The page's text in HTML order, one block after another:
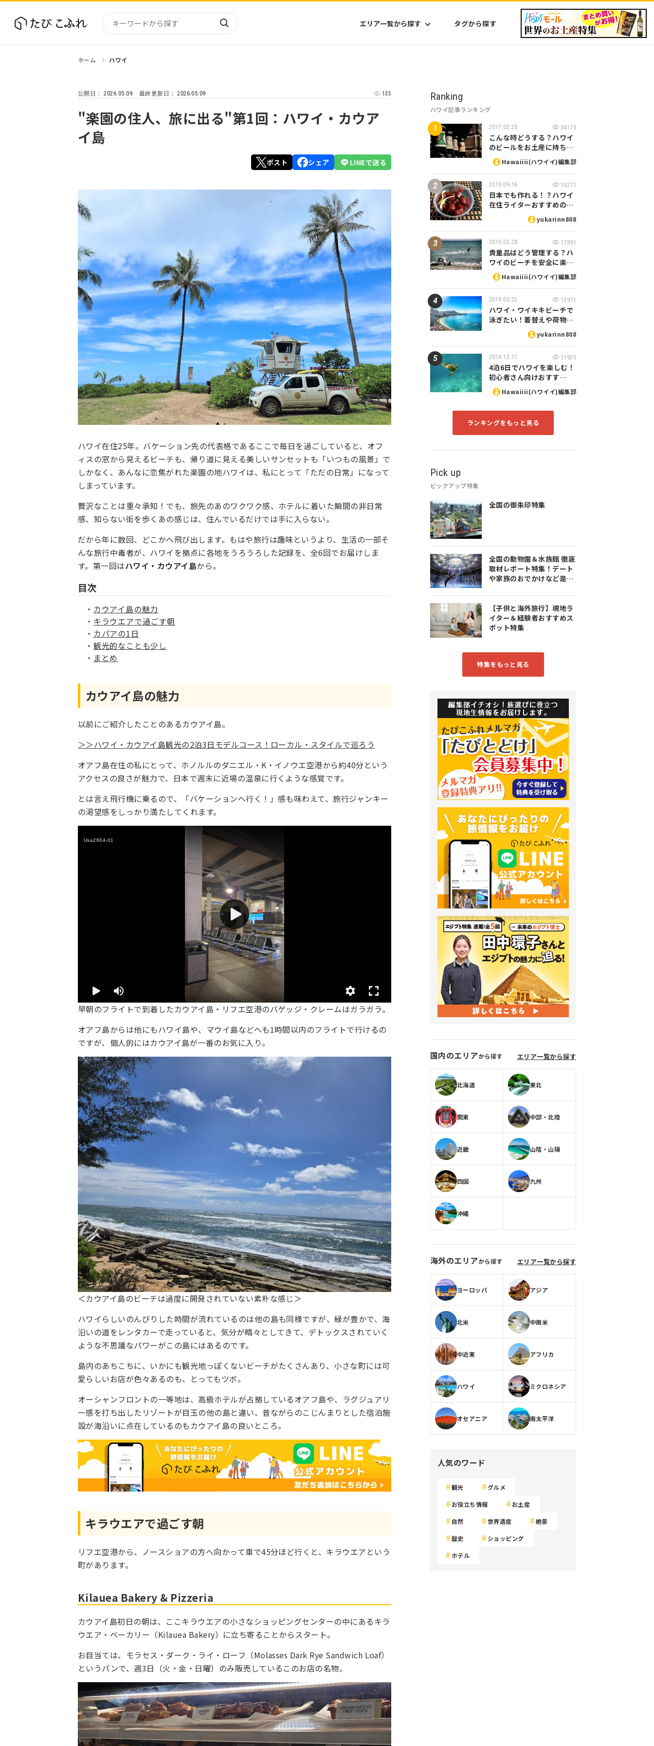
エリア一覧から探す タグから探す
東北
関東
中部・北陸
四国
九州
沖縄
アジア
北米
中南米
ハワイ
ミクロネシア
オセアニア
ホーム ハワイ
公開日：2026.05.09 最終更新日：2026.05.09 135
"楽園の住人、旅に出る"第1回：ハワイ・カウア
イ島
ポスト シェア LINEで送る
ハワイ在住25年。バケーション先の代表格であるここで毎日を過ごしていると、オフ
ィスの窓から見えるビーチも、帰り道に見える美しいサンセットも「いつもの風景」で
しかなく、あんなに恋焦がれた楽園の地ハワイは、私にとって「ただの日常」になって
しまっています。
贅沢なことは重々承知！でも、旅先のあのワクワク感、ホテルに着いた瞬間の非日常
感、知らない街を歩くあの感じは、住んでいるだけでは手に入らない。
だから年に数回、どこかへ飛び出します。もはや旅行は趣味というより、生活の一部そ
んな旅行中毒者が、ハワイを拠点に各地をうろうろした記録を、全6回でお届けしま
す。第一回はハワイ・カウアイ島から。
目次
カウアイ島の魅力
キラウエアで過ごす朝
カパアの1日
観光的なことも少し
まとめ
カウアイ島の魅力
以前にご紹介したことのあるカウアイ島。
＞＞ハワイ・カウアイ島観光の2泊3日モデルコース！ローカル・スタイルで巡ろう
オアフ島在住の私にとって、ホノルルのダニエル・K・イノウエ空港から約40分という
アクセスの良さが魅力で、日本で週末に近場の温泉に行くような感覚です。
とは言え飛行機に乗るので、「バケーションへ行く！」感も味わえて、旅行ジャンキー
の渇望感をしっかり満たしてくれます。
Usa2604-01
早朝のフライトで到着したカウアイ島・リフエ空港のバゲッジ・クレームはガラガラ。
オアフ島からは他にもハワイ島や、マウイ島などへも1時間以内のフライトで行けるの
ですが、個人的にはカウアイ島が一番のお気に入り。
＜カウアイ島のビーチは過度に開発されていない素朴な感じ＞
ハワイらしいのんびりした時間が流れているのは他の島も同様ですが、緑が豊かで、海
沿いの道をレンタカーで走っていると、気分が晴々としてきて、デトックスされていく
ような不思議なパワーがこの島にはあるのです。
島内のあちこちに、いかにも観光地っぽくないビーチがたくさんあり、小さな町には可
愛らしいお店が色々あるのも、とってもツボ。
オーシャンフロントの一等地は、高級ホテルが占拠しているオアフ島や、ラグジュアリ
ー感を打ち出したリゾートが目玉の他の島と違い、昔ながらのこじんまりとした宿泊施
設が海沿いに点在しているのもカウアイ島の良いところ。
キラウエアで過ごす朝
リフエ空港から、ノースショアの方へ向かって車で45分ほど行くと、キラウエアという
町があります。
Kilauea Bakery & Pizzeria
カウアイ島初日の朝は、ここキラウエアの小さなショッピングセンターの中にあるキラ
ウエア・ベーカリー（Kilauea Bakery）に立ち寄ることからスタート。
お目当ては、モラセス・ダーク・ライ・ローフ（Molasses Dark Rye Sandwich Loaf）
というパンで、週3日（火・金・日曜）のみ販売しているこのお店の名物。
Ranking
ハワイ記事ランキング
2017.02.25 34175
こんな時どうする？ハワイ
のビールをお土産に持ち…
Hawaiiii(ハワイイ)編集部
2019.09.16 19271
日本でも作れる！？ハワイ
在住ライターおすすめの…
yukarinn808
2019.02.28 17591
貴重品はどう管理する？ハ
ワイのビーチを安全に楽…
Hawaiiii(ハワイイ)編集部
2019.05.22 13971
ハワイ・ワイキキビーチで
泳ぎたい！着替えや荷物…
yukarinn808
2019.12.11 11935
4泊6日でハワイを楽しむ！
初心者さん向けおすす…
Hawaiiii(ハワイイ)編集部
ランキングをもっと見る
Pick up
ピックアップ特集
全国の御朱印特集
全国の動物園＆水族館 徹底
取材レポート特集！デート
や家族のおでかけなど是非
【子供と海外旅行】現地ラ
イター＆経験者おすすめス
ポット特集
特集をもっと見る
国内のエリアから探す エリア一覧から探す
北海道 東北
関東 中部・北陸
近畿 山陰・山陽
四国 九州
沖縄
海外のエリアから探す エリア一覧から探す
ヨーロッパ アジア
北米 中南米
中近東 アフリカ
ハワイ ミクロネシア
オセアニア 南太平洋
人気のワード
観光 グルメ
お役立ち情報 お土産
自然 世界遺産 絶景
歴史 ショッピング
ホテル